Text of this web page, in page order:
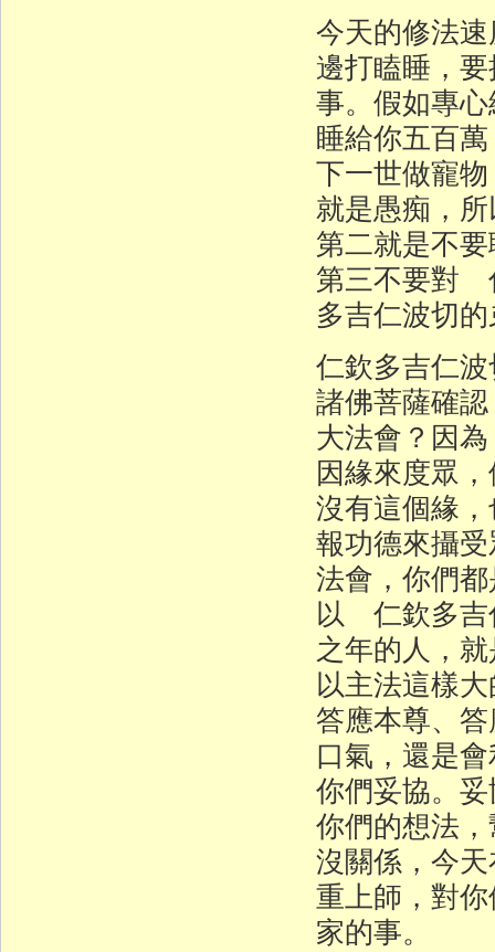
今天的修法
邊打瞌睡，
事。假如專
睡給你五百
下一世做寵
就是愚痴，
第二就是不
第三不要對
多吉仁波切
仁欽多吉仁
諸佛菩薩確
大法會？因
因緣來度眾
沒有這個緣
報功德來攝
法會，你們
以 仁欽多吉
之年的人，
以主法這樣
答應本尊、
口氣，還是
你們妥協。
你們的想法
沒關係，今
重上師，對
家的事。